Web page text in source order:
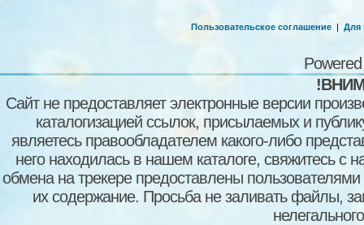
Пользовательское соглашение | Для
Сайт не предоставляет электронные версии
каталогизацией ссылок, присылаемых и
являетесь правообладателем какого-либо
него находилась в нашем каталоге, свяжитесь
обмена на трекере предоставлены пользователями
их содержание. Просьба не заливать файлы,